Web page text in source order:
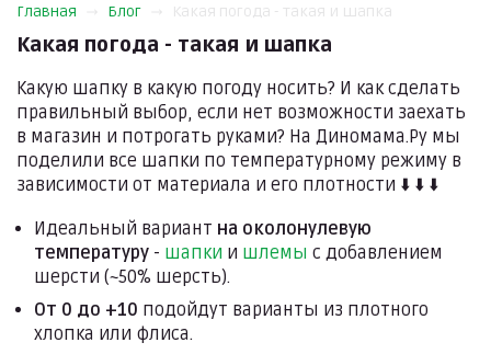
Главная Блог Какая погода - такая и шапка
Какая погода - такая и шапка
Какую шапку в какую погоду носить? И как сделать
правильный выбор, если нет возможности заехать
в магазин и потрогать руками? На Диномама.Ру мы
поделили все шапки по температурному режиму в
зависимости от материала и его плотности ⬇️ ⬇️ ⬇️
Идеальный вариант на околонулевую
температуру - шапки и шлемы с добавлением
шерсти (~50% шерсть).
От 0 до +10 подойдут варианты из плотного
хлопка или флиса.